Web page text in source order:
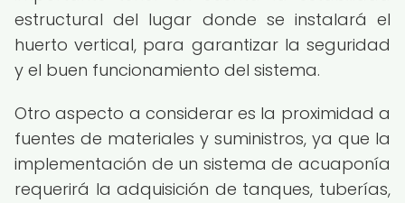
estructural del lugar donde se instalará el
huerto vertical, para garantizar la seguridad
y el buen funcionamiento del sistema.
Otro aspecto a considerar es la proximidad a
fuentes de materiales y suministros, ya que la
implementación de un sistema de acuaponía
requerirá la adquisición de tanques, tuberías,